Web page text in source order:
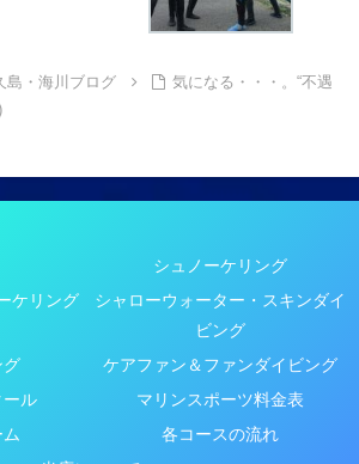
島・海川ブログ
気になる・・・。“不遇
シュノーケリング
ケリング
シャローウォーター・スキンダイ
ビング
グ
ケアファン＆ファンダイビング
ール
マリンスポーツ料金表
各コースの流れ